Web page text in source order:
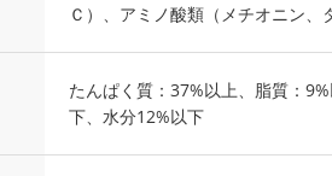
Ｃ）、アミノ酸類（メチオニン
たんぱく質：37%以上、脂質：
下、水分12%以下